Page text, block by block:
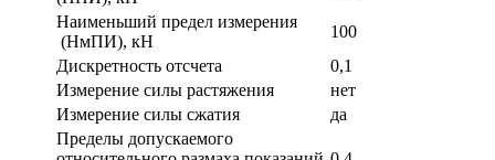
Наименьший предел измерения
(НмПИ), кН
100
Дискретность отсчета
0,1
Измерение силы растяжения
нет
Измерение силы сжатия
да
Пределы допускаемого